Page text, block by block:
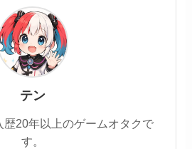
テン
歴20年以上のゲームオタクで
す。